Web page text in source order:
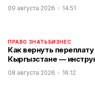
09 августа 2026 14:51
ПРАВО ЗНАТЬ БИЗНЕС
Как вернуть
Кыргызстане —
08 августа 2026 16:12